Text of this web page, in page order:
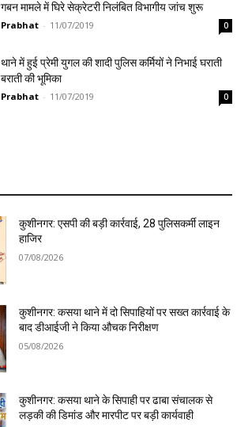
गबन मामले में घिरे सेक्रेटरी निलंबित विभागीय जांच शुरू
Prabhat - 11/07/2019 0
थाने में हुई प्रेमी युगल की शादी पुलिस कर्मियों ने निभाई घराती
बराती की भूमिका
Prabhat - 11/07/2019 0
कुशीनगर: एसपी की बड़ी कार्रवाई, 28 पुलिसकर्मी लाइन
हाजिर
07/08/2026
कुशीनगर: कसया थाने में दो सिपाहियों पर सख्त कार्रवाई के
बाद डीआईजी ने किया औचक निरीक्षण
05/08/2026
कुशीनगर: कसया थाने के सिपाही पर ढाबा संचालक से
लड़की की डिमांड और मारपीट पर बड़ी कार्यवाही